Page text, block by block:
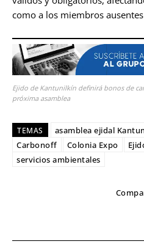
como a los miembros
Ejido de Kantunilkín definirá bonos de
próxima asamblea
TEMAS asamblea ejidal
Carbonoff
Colonia Expo
servicios ambientales